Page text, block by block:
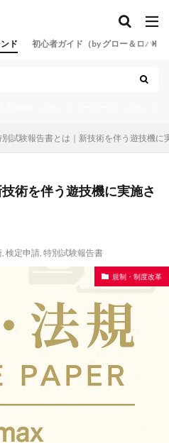
ド 初心者ガイド（by グロー＆ロバス
資金耐久力
転落抽選 軸受
輸出
押し 透明性
通信制御
通達
通風設計
遊タイム契機
遊び方
遊技心理
遊技文化史
遊技文化白書
ル協会
遊技機制度
遊技機基準改正
試験
遊技機技術史
票
遊技機申請書
機規則
遊技機輸出
遊技盤ユニット
別試験報告書とは｜新技術を伴う遊技機に
術を伴う遊技機に実施さ
, 検定申請, 特別試験報告書
規制・制度改革